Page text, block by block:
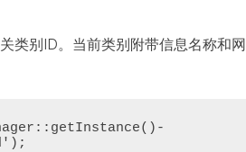
类别ID。当前类别附带信息名称和网